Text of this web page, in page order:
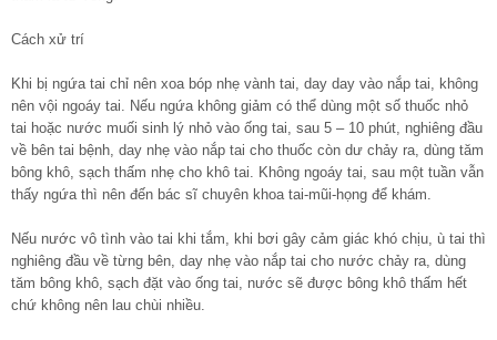
Cách xử trí
Khi bị ngứa tai chỉ nên xoa bóp nhẹ vành tai, day day vào nắp tai, không
nên vội ngoáy tai. Nếu ngứa không giảm có thể dùng một số thuốc nhỏ
tai hoặc nước muối sinh lý nhỏ vào ống tai, sau 5 – 10 phút, nghiêng đầu
về bên tai bệnh, day nhẹ vào nắp tai cho thuốc còn dư chảy ra, dùng tăm
bông khô, sạch thấm nhẹ cho khô tai. Không ngoáy tai, sau một tuần vẫn
thấy ngứa thì nên đến bác sĩ chuyên khoa tai-mũi-họng để khám.
Nếu nước vô tình vào tai khi tắm, khi bơi gây cảm giác khó chịu, ù tai thì
nghiêng đầu về từng bên, day nhẹ vào nắp tai cho nước chảy ra, dùng
tăm bông khô, sạch đặt vào ống tai, nước sẽ được bông khô thấm hết
chứ không nên lau chùi nhiều.